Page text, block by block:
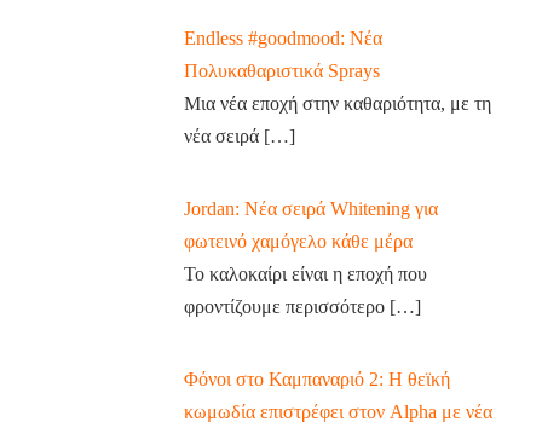
Endless #goodmood: Νέα
Πολυκαθαριστικά Sprays
Μια νέα εποχή στην καθαριότητα, με τη
νέα σειρά […]
Jordan: Νέα σειρά Whitening για
φωτεινό χαμόγελο κάθε μέρα
Το καλοκαίρι είναι η εποχή που
φροντίζουμε περισσότερο […]
Φόνοι στο Καμπαναριό 2: Η θεϊκή
κωμωδία επιστρέφει στον Alpha με νέα